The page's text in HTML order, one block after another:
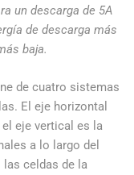
un descarga de 5A
de descarga más
baja.
de cuatro sistemas
El eje horizontal
eje vertical es la
a lo largo del
celdas de la